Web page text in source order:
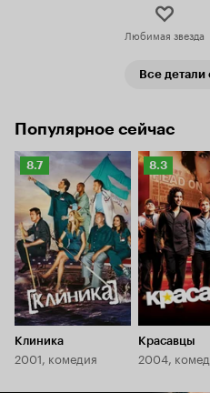
Любимая звезда
Все детали
Популярное сейчас
Рейтинг
Кинопоиска
8.7
8.7
Клиника
2001, комедия
Рейтинг
8.3
8.3
Красавцы
2004,